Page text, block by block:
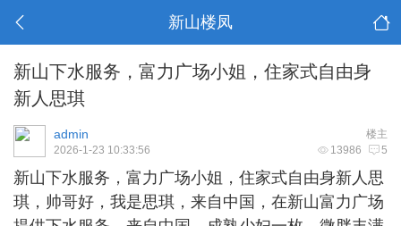
新山楼凤
新山下水服务，富力广场小姐，住家式自由身
新人思琪
楼主
admin
13986 5
2026-1-23 10:33:56
新山下水服务，富力广场小姐，住家式自由身新人思
琪，帅哥好，我是思琪，来自中国，在新山富力广场